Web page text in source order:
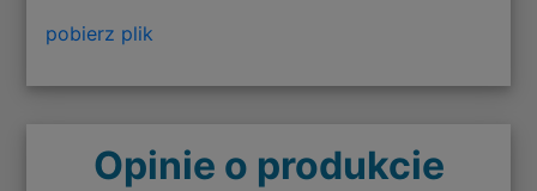
pobierz plik
Opinie o produkcie